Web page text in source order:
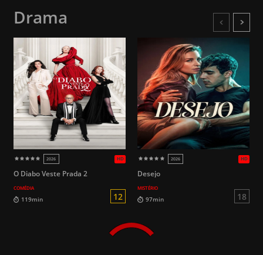
Drama
O Diabo Veste Prada 2
COMÉDIA
Desejo
MISTÉRIO